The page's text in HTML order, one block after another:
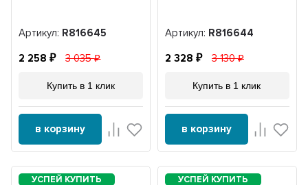
Артикул: R816645
2 258 3 035
Купить в 1 клик
в корзину
Артикул: R816644
2 328 3 130
Купить в 1 клик
в корзину